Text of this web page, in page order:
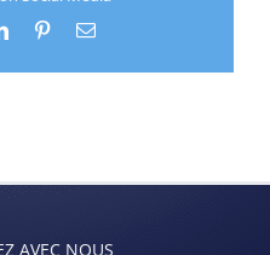
LinkedInPinterestEmail
AVEC NOUS